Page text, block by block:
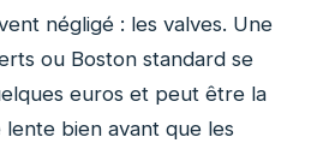
négligé : les valves. Une
ou Boston standard se
euros et peut être la
lente bien avant que les